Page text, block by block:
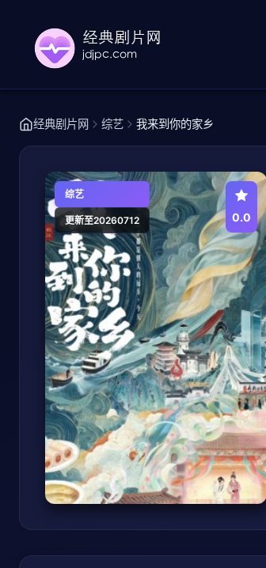
经典剧片网 综艺 我来到你的家乡
综艺
更新至20260712 0.0